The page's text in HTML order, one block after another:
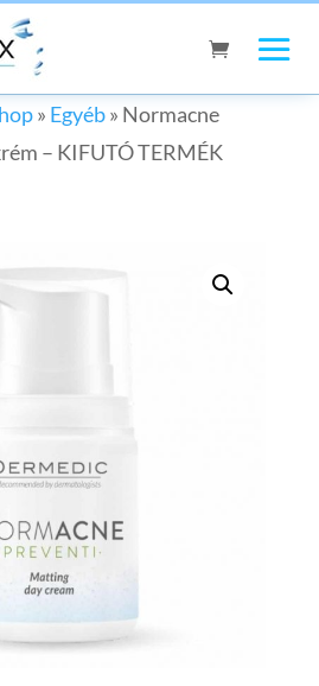
» Egyéb» Normacne
– KIFUTÓ TERMÉK